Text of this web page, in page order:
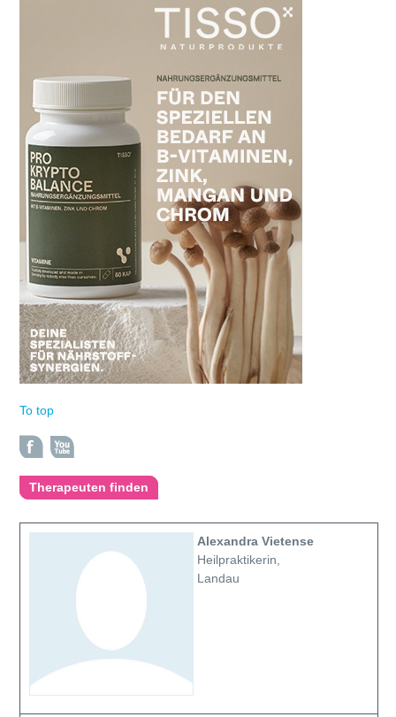
To top
Therapeuten finden
Alexandra Vietense
Heilpraktikerin,
Landau